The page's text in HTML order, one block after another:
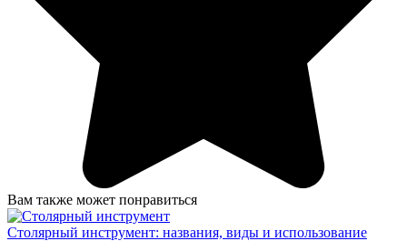
Вам также может понравиться
Столярный инструмент: названия, виды и использование